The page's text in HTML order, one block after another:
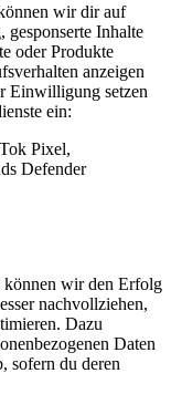
wir dir auf
gesponserte Inhalte
oder Produkte
anzeigen
Einwilligung setzen
ein:
Pixel,
Defender
können wir den Erfolg
nachvollziehen,
Dazu
Daten
sofern du deren